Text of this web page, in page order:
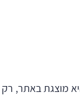
מוצגת באתר, רק